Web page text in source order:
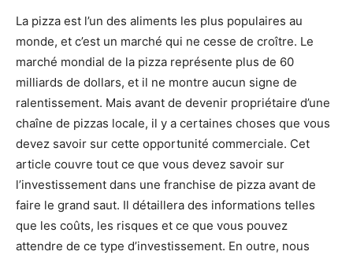
La pizza est l’un des aliments les plus populaires au
monde, et c’est un marché qui ne cesse de croître. Le
marché mondial de la pizza représente plus de 60
milliards de dollars, et il ne montre aucun signe de
ralentissement. Mais avant de devenir propriétaire d’une
chaîne de pizzas locale, il y a certaines choses que vous
devez savoir sur cette opportunité commerciale. Cet
article couvre tout ce que vous devez savoir sur
l’investissement dans une franchise de pizza avant de
faire le grand saut. Il détaillera des informations telles
que les coûts, les risques et ce que vous pouvez
attendre de ce type d’investissement. En outre, nous